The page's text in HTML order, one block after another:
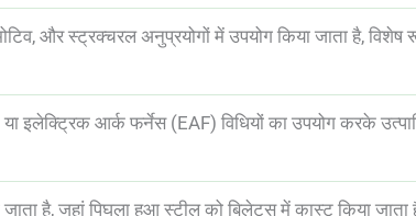
और स्ट्रक्चरल अनुप्रयोगों में उपयोग किया जाता है,
आर्क फर्नेस (EAF) विधियों का उपयोग करके
जाता है, जहां पिघला हुआ स्टील को बिलेट्स में कास्ट किया